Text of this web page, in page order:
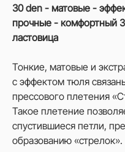
30 den - матовые -
прочные - комфортный
ластовица
Тонкие, матовые и
с эффектом тюля
прессового плетения
Такое плетение
спустившиеся петли,
образованию «стрелок».